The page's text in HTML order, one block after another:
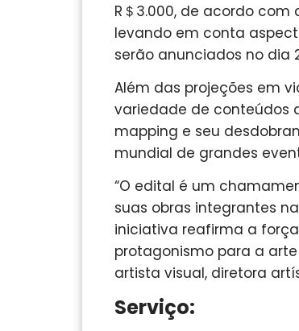
R＄3.000, de acordo
levando em conta
serão anunciados no dia
Além das projeções em
variedade de conteúdos
mapping e seu
mundial de grandes
“O edital é um
suas obras integrantes
iniciativa reafirma a
protagonismo para a
artista visual, diretora
Serviço: